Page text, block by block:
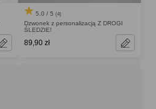
5.0 / 5 (4)
Dzwonek z personalizacją Z DROGI
ŚLEDZIE!
89,90 zł